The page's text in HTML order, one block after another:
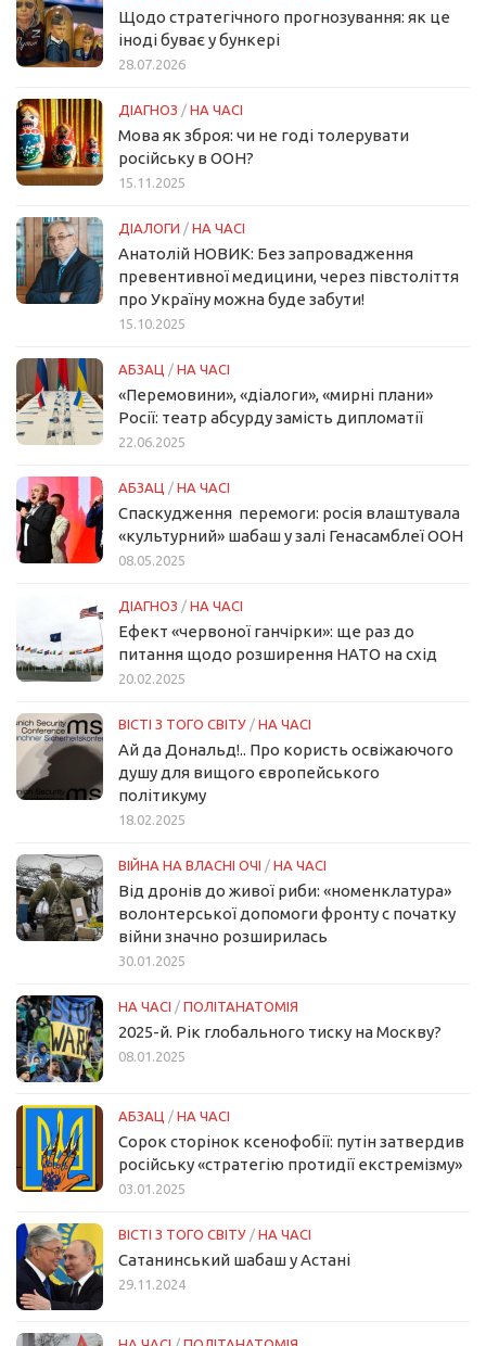
Щодо стратегічного прогнозування: як це
іноді буває у бункері
28.07.2026
ДІАГНОЗ / НА ЧАСІ
Мова як зброя: чи не годі толерувати
російську в ООН?
15.11.2025
ДІАЛОГИ / НА ЧАСІ
Анатолій НОВИК: Без запровадження
превентивної медицини, через півстоліття
про Україну можна буде забути!
15.10.2025
АБЗАЦ / НА ЧАСІ
«Перемовини», «діалоги», «мирні плани»
Росії: театр абсурду замість дипломатії
22.06.2025
АБЗАЦ / НА ЧАСІ
Спаскудження перемоги: росія влаштувала
«культурний» шабаш у залі Генасамблеї ООН
08.05.2025
ДІАГНОЗ / НА ЧАСІ
Ефект «червоної ганчірки»: ще раз до
питання щодо розширення НАТО на схід
20.02.2025
ВІСТІ З ТОГО СВІТУ / НА ЧАСІ
Ай да Дональд!.. Про користь освіжаючого
душу для вищого європейського
політикуму
18.02.2025
ВІЙНА НА ВЛАСНІ ОЧІ / НА ЧАСІ
Від дронів до живої риби: «номенклатура»
волонтерської допомоги фронту с початку
війни значно розширилась
30.01.2025
НА ЧАСІ / ПОЛІТАНАТОМІЯ
2025-й. Рік глобального тиску на Москву?
08.01.2025
АБЗАЦ / НА ЧАСІ
Сорок сторінок ксенофобії: путін затвердив
російську «стратегію протидії екстремізму»
03.01.2025
ВІСТІ З ТОГО СВІТУ / НА ЧАСІ
Сатанинський шабаш у Астані
29.11.2024